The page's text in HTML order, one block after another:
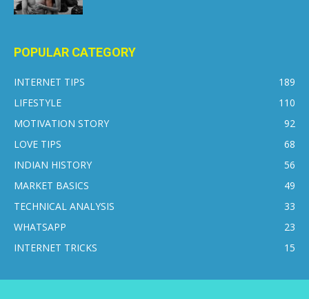
POPULAR CATEGORY
INTERNET TIPS
189
LIFESTYLE
110
MOTIVATION STORY
92
LOVE TIPS
68
INDIAN HISTORY
56
MARKET BASICS
49
TECHNICAL ANALYSIS
33
WHATSAPP
23
INTERNET TRICKS
15